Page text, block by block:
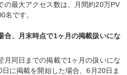
の最大アクセス数は、月間約20万PV
名です。
合、月末時点で1ヶ月の掲載扱いにな
月同日までの掲載で1ヶ月の扱いにな
に掲載を開始した場合、6月20日ま